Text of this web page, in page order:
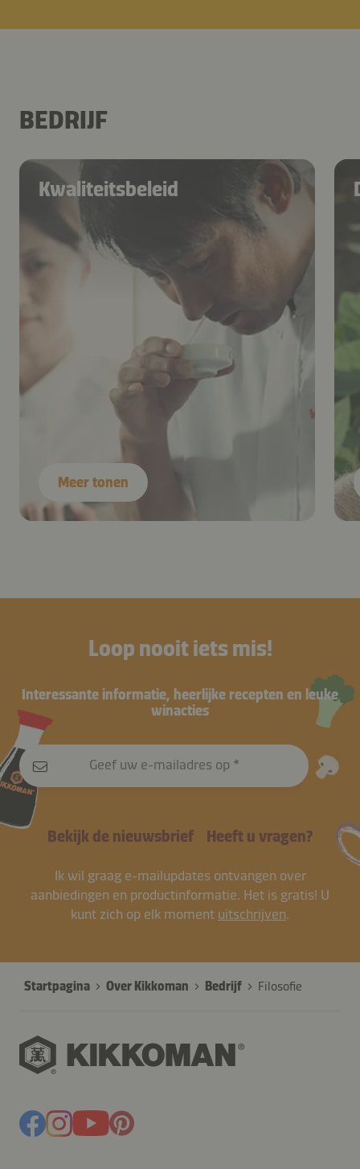
BEDRIJF
Kwaliteitsbeleid
Meer tonen
Loop nooit iets mis!
Interessante informatie, heerlijke recepten en leuke
winacties
Geef uw e-mailadres op
Bekijk de nieuwsbrief Heeft u vragen?
Ik wil graag e-mailupdates ontvangen over
aanbiedingen en productinformatie. Het is gratis! U
kunt zich op elk moment uitschrijven.
Startpagina Over Kikkoman Bedrijf Filosofie